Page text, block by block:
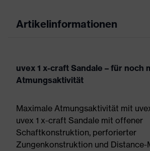
Artikelinformationen
uvex 1 x-craft Sandale – für noch
Atmungsaktivität
Maximale Atmungsaktivität mit
uvex 1 x-craft Sandale mit offener
Schaftkonstruktion, perforierter
Zungenkonstruktion und Distance-